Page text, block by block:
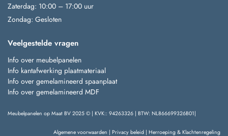
Zaterdag: 10:00 – 17:00 uur
Zondag: Gesloten
Veelgestelde vragen
Info over meubelpanelen
Info kantafwerking plaatmateriaal
Info over gemelamineerd spaanplaat
Info over gemelamineerd MDF
Meubelpanelen op Maat BV 2025 © | KVK:: 94263326 | BTW: NL866699326B01|
Algemene voorwaarden | Privacy beleid | Herroeping & Klachtenregeling